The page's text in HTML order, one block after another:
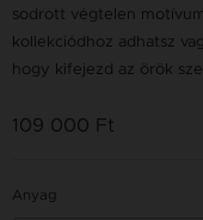
sodrott végtelen
kollekciódhoz adhatsz
hogy kifejezd az örök
109 000 Ft
Anyag